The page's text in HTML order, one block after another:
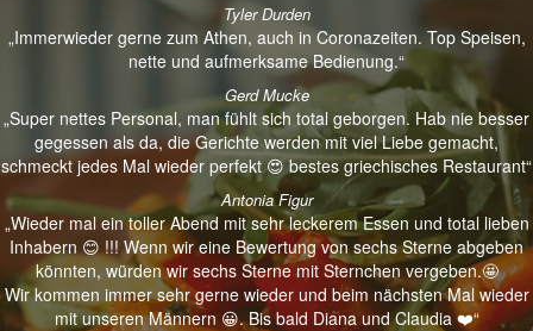
Tyler Durden
„Immerwieder gerne zum Athen, auch in Coronazeiten. Top Speisen,
nette und aufmerksame Bedienung.“
Gerd Mucke
„Super nettes Personal, man fühlt sich total geborgen. Hab nie besser
gegessen als da, die Gerichte werden mit viel Liebe gemacht,
schmeckt jedes Mal wieder perfekt 😍 bestes griechisches Restaurant“
Antonia Figur
„Wieder mal ein toller Abend mit sehr leckerem Essen und total lieben
Inhabern 😊 !!! Wenn wir eine Bewertung von sechs Sterne abgeben
könnten, würden wir sechs Sterne mit Sternchen vergeben.🤩
Wir kommen immer sehr gerne wieder und beim nächsten Mal wieder
mit unseren Männern 😀. Bis bald Diana und Claudia ❤️“